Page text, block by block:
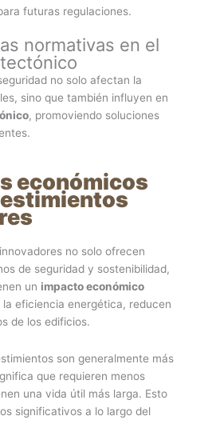
futuras regulaciones.
normativas en el
no solo afectan la
sino que también influyen en
, promoviendo soluciones
económicos
no solo ofrecen
de seguridad y sostenibilidad,
un impacto económico
la eficiencia energética, reducen
de los edificios.
son generalmente más
que requieren menos
una vida útil más larga. Esto
significativos a lo largo del